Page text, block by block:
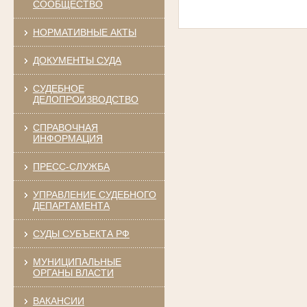
СООБЩЕСТВО
НОРМАТИВНЫЕ АКТЫ
ДОКУМЕНТЫ СУДА
СУДЕБНОЕ
ДЕЛОПРОИЗВОДСТВО
СПРАВОЧНАЯ
ИНФОРМАЦИЯ
ПРЕСС-СЛУЖБА
УПРАВЛЕНИЕ СУДЕБНОГО
ДЕПАРТАМЕНТА
СУДЫ СУБЪЕКТА РФ
МУНИЦИПАЛЬНЫЕ
ОРГАНЫ ВЛАСТИ
ВАКАНСИИ